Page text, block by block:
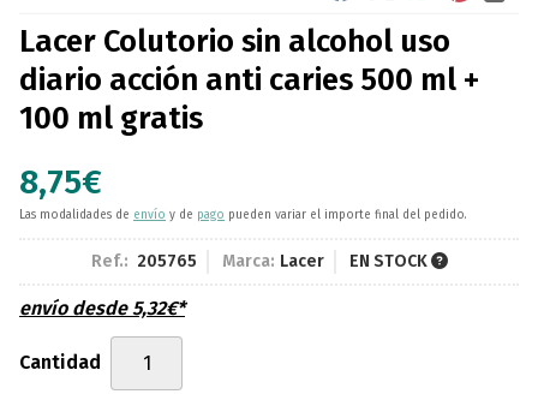
Lacer Colutorio sin alcohol uso
diario acción anti caries 500 ml +
100 ml gratis
8,75€
Las modalidades de envío y de pago pueden variar el importe final del pedido.
Ref.: 205765 Marca: Lacer EN STOCK
envío desde5,32€*
Cantidad